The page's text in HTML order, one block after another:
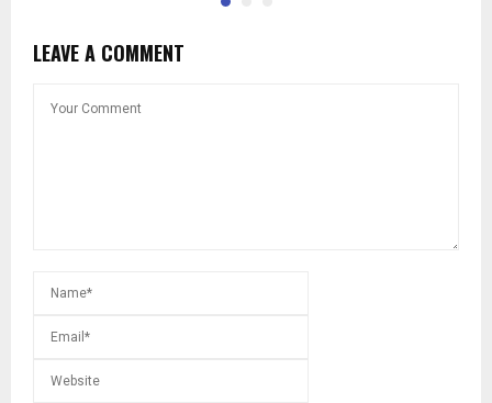
LEAVE A COMMENT